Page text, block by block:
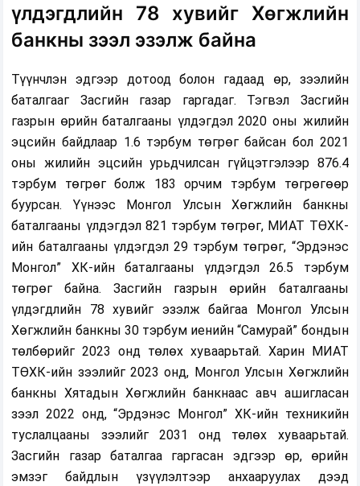
үлдэгдлийн 78 хувийг Хөгжлийн
банкны зээл эзэлж байна
Түүнчлэн эдгээр дотоод болон гадаад өр, зээлийн
баталгааг Засгийн газар гаргадаг. Тэгвэл Засгийн
газрын өрийн баталгааны үлдэгдэл 2020 оны жилийн
эцсийн байдлаар 1.6 тэрбум төгрөг байсан бол 2021
оны жилийн эцсийн урьдчилсан гүйцэтгэлээр 876.4
тэрбум төгрөг болж 183 орчим тэрбум төгрөгөөр
буурсан. Үүнээс Монгол Улсын Хөгжлийн банкны
баталгааны үлдэгдэл 821 тэрбум төгрөг, МИАТ ТӨХК-
ийн баталгааны үлдэгдэл 29 тэрбум төгрөг, “Эрдэнэс
Монгол” ХК-ийн баталгааны үлдэгдэл 26.5 тэрбум
төгрөг байна. Засгийн газрын өрийн баталгааны
үлдэгдлийн 78 хувийг эзэлж байгаа Монгол Улсын
Хөгжлийн банкны 30 тэрбум иенийн “Самурай” бондын
төлбөрийг 2023 онд төлөх хуваарьтай. Харин МИАТ
ТӨХК-ийн зээлийг 2023 онд, Монгол Улсын Хөгжлийн
банкны Хятадын Хөгжлийн банкнаас авч ашигласан
зээл 2022 онд, “Эрдэнэс Монгол” ХК-ийн техникийн
туслалцааны зээлийг 2031 онд төлөх хуваарьтай.
Засгийн газар баталгаа гаргасан эдгээр өр, өрийн
эмзэг байдлын үзүүлэлтээр анхааруулах дээд